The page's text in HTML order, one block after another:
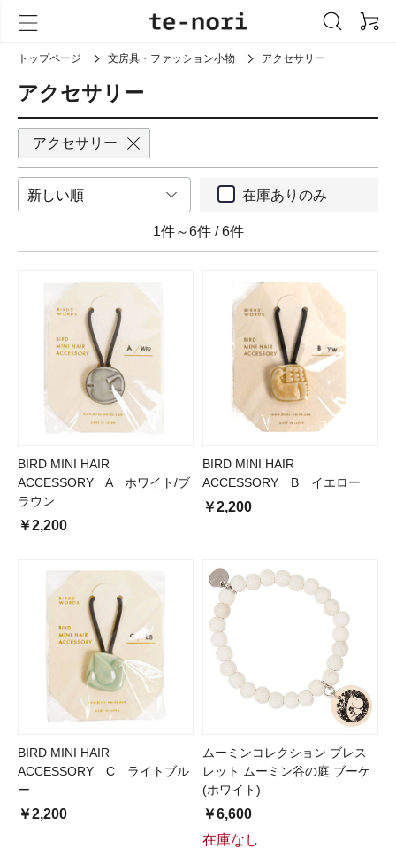
トップページ 文房具・ファッション小物 アクセサリー
アクセサリー
アクセサリー
在庫ありのみ
1件～6件 / 6件
BIRD MINI HAIR
ACCESSORY A ホワイト/ブ
ラウン
￥2,200
BIRD MINI HAIR
ACCESSORY B イエロー
￥2,200
BIRD MINI HAIR
ACCESSORY C ライトブル
ー
￥2,200
ムーミンコレクション ブレス
レット ムーミン谷の庭 ブーケ
(ホワイト)
￥6,600
在庫なし